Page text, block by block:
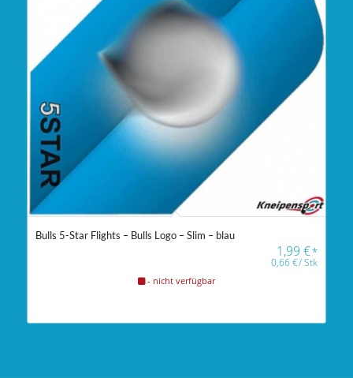
Bulls 5-Star Flights – Bulls Logo – Slim – blau
1,99€*
0,66€/Stk
- nicht verfügbar